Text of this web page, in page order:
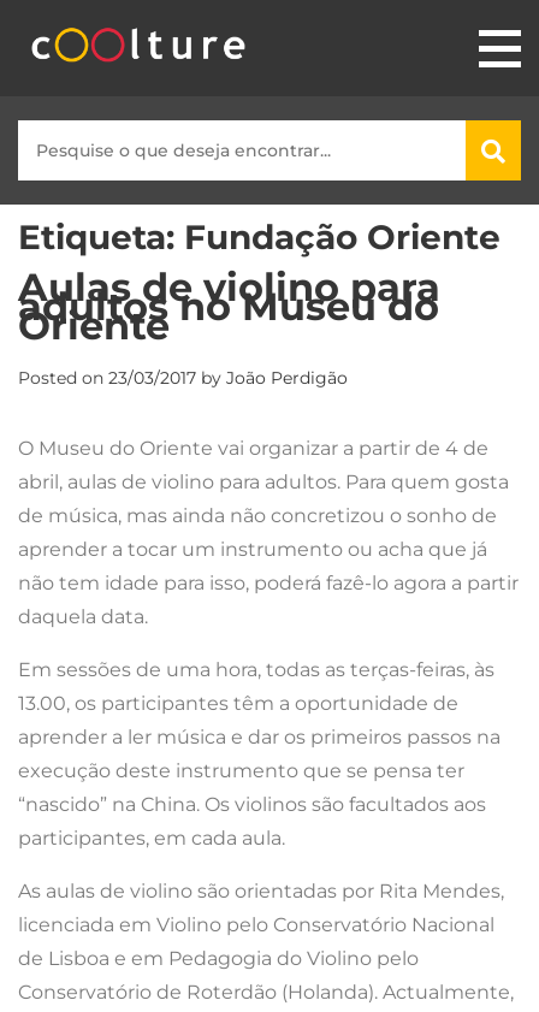
Etiqueta: Fundação Oriente
Aulas de violino para
adultos no Museu do
Oriente
Posted on 23/03/2017 by João Perdigão
O Museu do Oriente vai organizar a partir de 4 de
abril, aulas de violino para adultos. Para quem gosta
de música, mas ainda não concretizou o sonho de
aprender a tocar um instrumento ou acha que já
não tem idade para isso, poderá fazê-lo agora a partir
daquela data.
Em sessões de uma hora, todas as terças-feiras, às
13.00, os participantes têm a oportunidade de
aprender a ler música e dar os primeiros passos na
execução deste instrumento que se pensa ter
“nascido” na China. Os violinos são facultados aos
participantes, em cada aula.
As aulas de violino são orientadas por Rita Mendes,
licenciada em Violino pelo Conservatório Nacional
de Lisboa e em Pedagogia do Violino pelo
Conservatório de Roterdão (Holanda). Actualmente,